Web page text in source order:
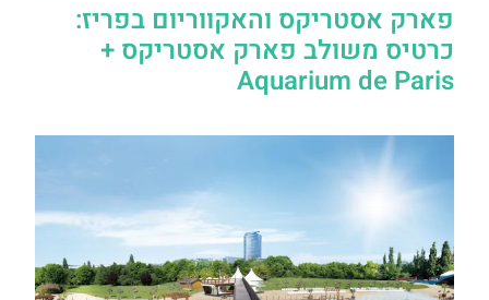
פארק אסטריקס והאקווריום בפריז:
כרטיס משולב פארק אסטריקס +
Aquarium de Paris